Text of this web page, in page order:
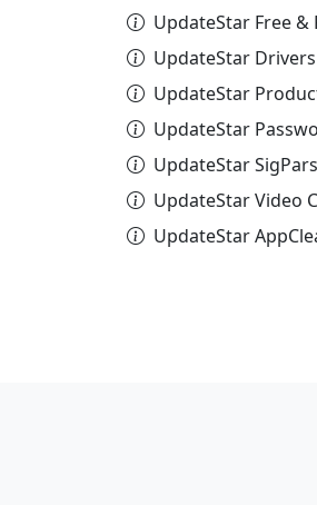
UpdateStar Free &
UpdateStar Drivers
UpdateStar
UpdateStar
UpdateStar
UpdateStar Video
UpdateStar